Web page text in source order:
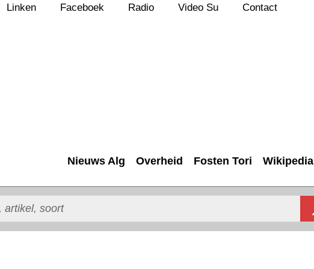
Linken Faceboek Radio Video Su Contact
Nieuws Alg Overheid Fosten Tori Wikipedia